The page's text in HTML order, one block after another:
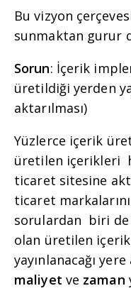
Bu vizyon
sunmaktan gurur
Sorun: İçerik
üretildiği yerden
aktarılması)
Yüzlerce içerik
üretilen içerikleri
ticaret sitesine
ticaret
sorulardan biri de
olan üretilen
yayınlanacağı
maliyet ve zaman